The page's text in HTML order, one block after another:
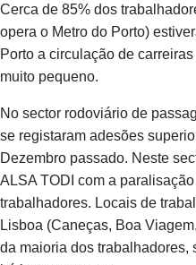
Cerca de 85% dos
opera o Metro do Porto)
Porto a circulação de
muito pequeno.
No sector rodoviário de
se registaram adesões
Dezembro passado. Neste
ALSA TODI com a
trabalhadores. Locais de
Lisboa (Caneças, Boa
da maioria dos trabalhadores,